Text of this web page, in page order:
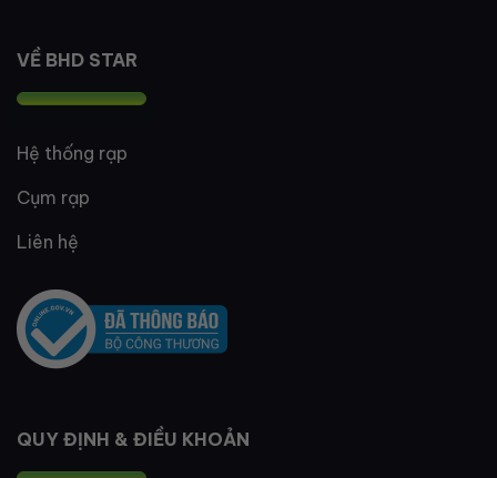
VỀ BHD STAR
Hệ thống rạp
Cụm rạp
Liên hệ
QUY ĐỊNH & ĐIỀU KHOẢN